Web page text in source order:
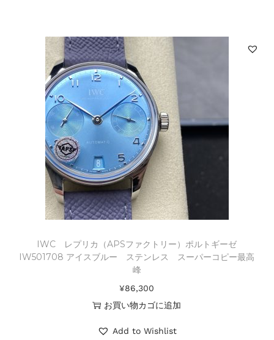
IWC レプリカ（APSファクトリー）ポルトギーゼ
IW501708 アイスブルー ステンレス スーパーコピー最高
峰
¥86,300
お買い物カゴに追加
Add to Wishlist